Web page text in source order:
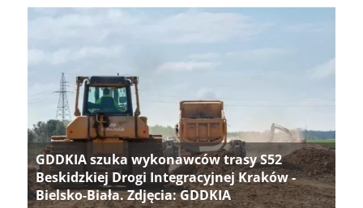
GDDKIA szuka wykonawców trasy S52
Beskidzkiej Drogi Integracyjnej Kraków -
Bielsko-Biała. Zdjęcia: GDDKIA